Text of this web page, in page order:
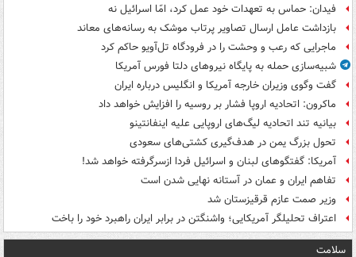
فیدان: حماس به تعهدات خود عمل کرد، امّا اسرائیل نه
بازداشت عامل ارسال تصاویر پرتاب موشک به رسانه‌های معاند
ماجرایی که رعب و وحشت را در فرودگاه تل‌آویو حاکم کرد
شبیه‌سازی حمله به پایگاه نیروهای دلتا فورس آمریکا
گفت وگوی وزیران خارجه آمریکا و انگلیس درباره ایران
ماکرون: اتحادیه اروپا فشار بر روسیه را افزایش خواهد داد
بیانیه تند اتحادیه لیگ‌های اروپایی علیه اینفانتینو
تحول بزرگ یمن در هدف‌گیری کشتی‌های سعودی
آمریکا: گفتگوهای لبنان و اسرائیل فردا ازسرگرفته خواهد شد!
تفاهم ایران و عمان در آستانه نهایی شدن است
وزیر صمت عازم قرقیزستان شد
اعتراف تحلیلگر آمریکایی؛ واشنگتن در برابر ایران راهبرد خود را باخت
سلامت